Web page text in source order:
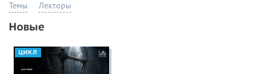
Темы Лекторы
Новые
ЦИКЛ